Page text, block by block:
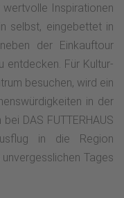
wertvolle Inspirationen
selbst, eingebettet in
der Einkauftour
entdecken. Für Kultur-
besuchen, wird ein
in der
DAS FUTTERHAUS
in die Region
Tages